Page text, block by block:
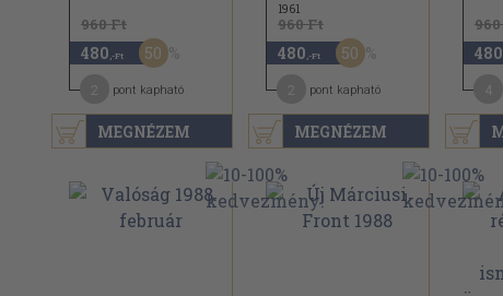
MEGNÉZEM
960 Ft
480 ,-Ft 50
pont kapható
MEGNÉZEM
1961
960 Ft
480 ,-Ft 50
pont kapható
480